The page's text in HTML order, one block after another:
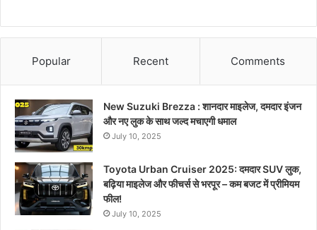
Popular Recent Comments
New Suzuki Brezza : शानदार माइलेज, दमदार इंजन
और नए लुक के साथ जल्द मचाएगी धमाल
July 10, 2025
Toyota Urban Cruiser 2025: दमदार SUV लुक,
बढ़िया माइलेज और फीचर्स से भरपूर – कम बजट में प्रीमियम
फील!
July 10, 2025